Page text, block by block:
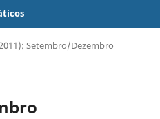
Setembro/Dezembro